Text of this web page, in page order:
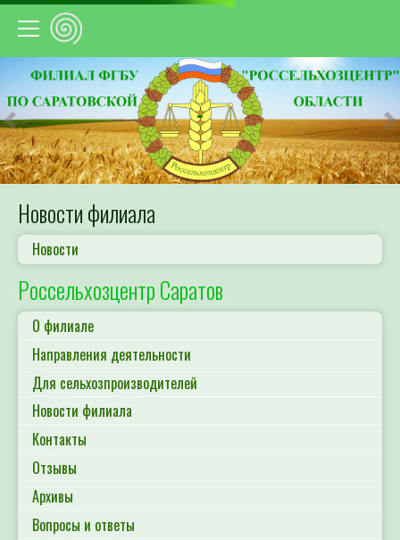
Предыдущий
Новости филиала
Новости
Россельхозцентр Саратов
О филиале
Направления деятельности
Для сельхозпроизводителей
Новости филиала
Контакты
Отзывы
Архивы
Вопросы и ответы